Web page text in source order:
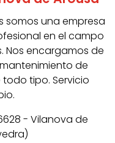
somos una empresa
en el campo
Nos encargamos de
de
tipo. Servicio
- Vilanova de